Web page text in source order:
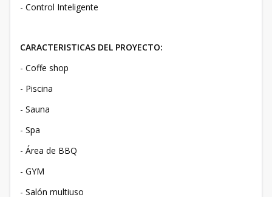
- Control Inteligente
CARACTERISTICAS DEL PROYECTO:
- Coffe shop
- Piscina
- Sauna
- Spa
- Área de BBQ
- GYM
- Salón multiuso